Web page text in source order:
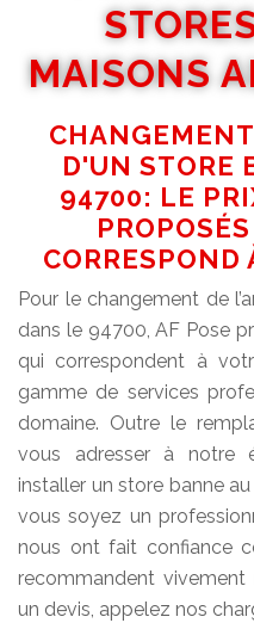
MAISONS
D'UN STORE
94700: LE
CORRESPOND
Pour le changement de
dans le 94700, AF Pose
qui correspondent à
gamme de services
domaine. Outre le
vous adresser à notre
installer un store banne
vous soyez un
nous ont fait confiance
recommandent
un devis, appelez nos